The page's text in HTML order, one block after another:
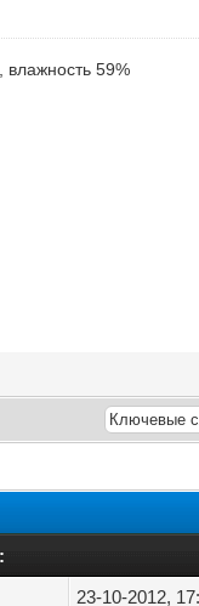
59%
23-10-2012,